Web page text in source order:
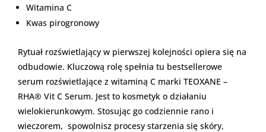
Witamina C
Kwas pirogronowy
Rytuał rozświetlający w pierwszej kolejności opiera się na
odbudowie. Kluczową rolę spełnia tu bestsellerowe
serum rozświetlające z witaminą C marki TEOXANE –
RHA® Vit C Serum. Jest to kosmetyk o działaniu
wielokierunkowym. Stosując go codziennie rano i
wieczorem, spowolnisz procesy starzenia się skóry,